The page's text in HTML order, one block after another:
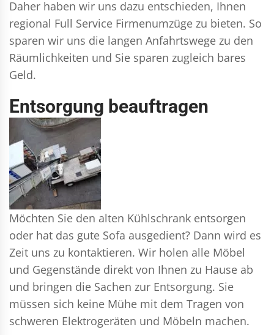
Daher haben wir uns dazu entschieden, Ihnen
regional Full Service Firmenumzüge zu bieten. So
sparen wir uns die langen Anfahrtswege zu den
Räumlichkeiten und Sie sparen zugleich bares
Geld.
Entsorgung beauftragen
Möchten Sie den alten Kühlschrank entsorgen
oder hat das gute Sofa ausgedient? Dann wird es
Zeit uns zu kontaktieren. Wir holen alle Möbel
und Gegenstände direkt von Ihnen zu Hause ab
und bringen die Sachen zur Entsorgung. Sie
müssen sich keine Mühe mit dem Tragen von
schweren Elektrogeräten und Möbeln machen.